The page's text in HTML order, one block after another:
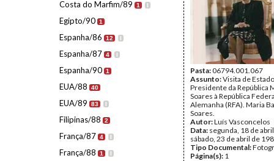
Costa do Marfim/89 1 I
Egipto/90 1
Espanha/86 12 I
Espanha/87 4 I
Espanha/90 1
EUA/88 40
EUA/89 83 I
Filipinas/88 2
França/87 4 I
França/88 1 I
Pasta:06794.001.067
Assunto:Visita de
Presidente da República
Soares à República
Alemanha (RFA). Maria
Soares.
Autor:Luís Vasconcelos
Data: segunda, 18 de
sábado, 23 de abril de
Tipo Documental:
Página(s): 1